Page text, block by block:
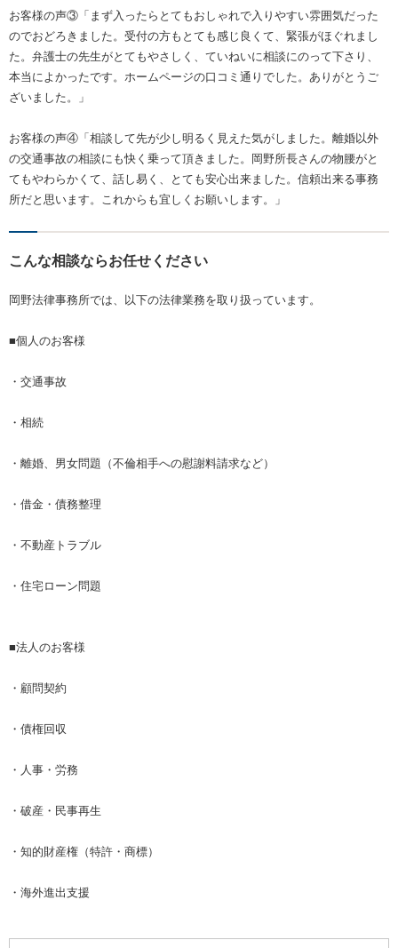
お客様の声③「まず入ったらとてもおしゃれで入りやすい雰囲気だった
のでおどろきました。受付の方もとても感じ良くて、緊張がほぐれまし
た。弁護士の先生がとてもやさしく、ていねいに相談にのって下さり、
本当によかったです。ホームページの口コミ通りでした。ありがとうご
ざいました。」
お客様の声④「相談して先が少し明るく見えた気がしました。離婚以外
の交通事故の相談にも快く乗って頂きました。岡野所長さんの物腰がと
てもやわらかくて、話し易く、とても安心出来ました。信頼出来る事務
所だと思います。これからも宜しくお願いします。」
こんな相談ならお任せください
岡野法律事務所では、以下の法律業務を取り扱っています。
■個人のお客様
・交通事故
・相続
・離婚、男女問題（不倫相手への慰謝料請求など）
・借金・債務整理
・不動産トラブル
・住宅ローン問題
■法人のお客様
・顧問契約
・債権回収
・人事・労務
・破産・民事再生
・知的財産権（特許・商標）
・海外進出支援